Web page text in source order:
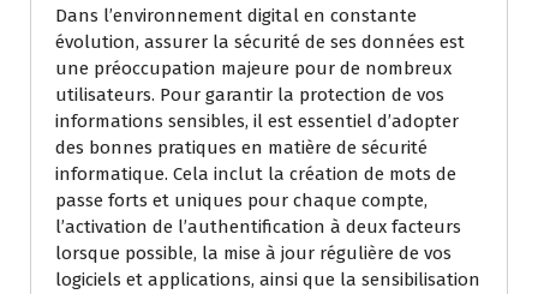
Dans l’environnement digital en constante
évolution, assurer la sécurité de ses données est
une préoccupation majeure pour de nombreux
utilisateurs. Pour garantir la protection de vos
informations sensibles, il est essentiel d’adopter
des bonnes pratiques en matière de sécurité
informatique. Cela inclut la création de mots de
passe forts et uniques pour chaque compte,
l’activation de l’authentification à deux facteurs
lorsque possible, la mise à jour régulière de vos
logiciels et applications, ainsi que la sensibilisation